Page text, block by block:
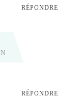
RÉPONDRE
RÉPONDRE